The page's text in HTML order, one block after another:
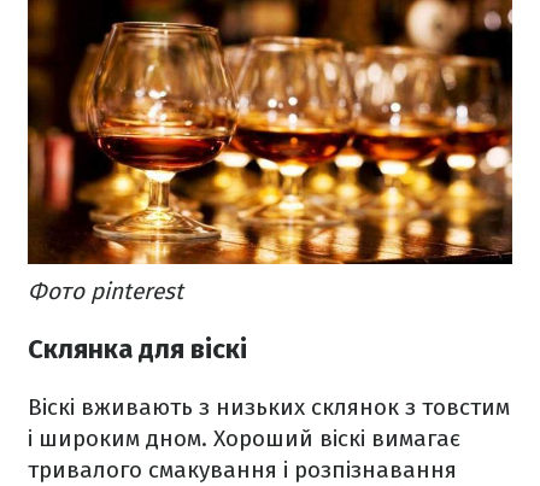
Фото pinterest
Склянка для віскі
Віскі вживають з низьких склянок з товстим
і широким дном. Хороший віскі вимагає
тривалого смакування і розпізнавання